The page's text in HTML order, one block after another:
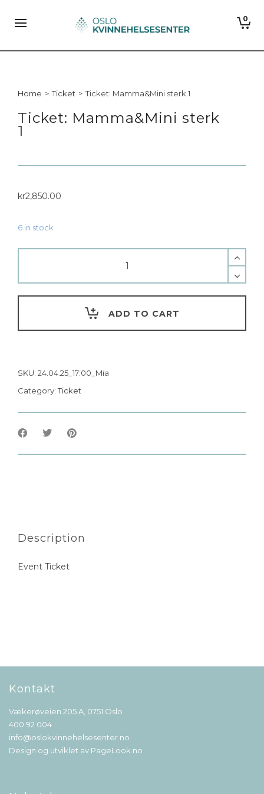
0
Home > Ticket > Ticket: Mamma&Mini sterk 1
Ticket: Mamma&Mini sterk
1
kr2,850.00
6 in stock
ADD TO CART
SKU: 24.04.25_17:00_Mia
Category:Ticket
Description
Event Ticket
Kontakt
Vækerøveien 205 A, 0751 Oslo
400 92 004
info@oslokvinnehelsesenter.no
Design og utviklet av PageLook.no